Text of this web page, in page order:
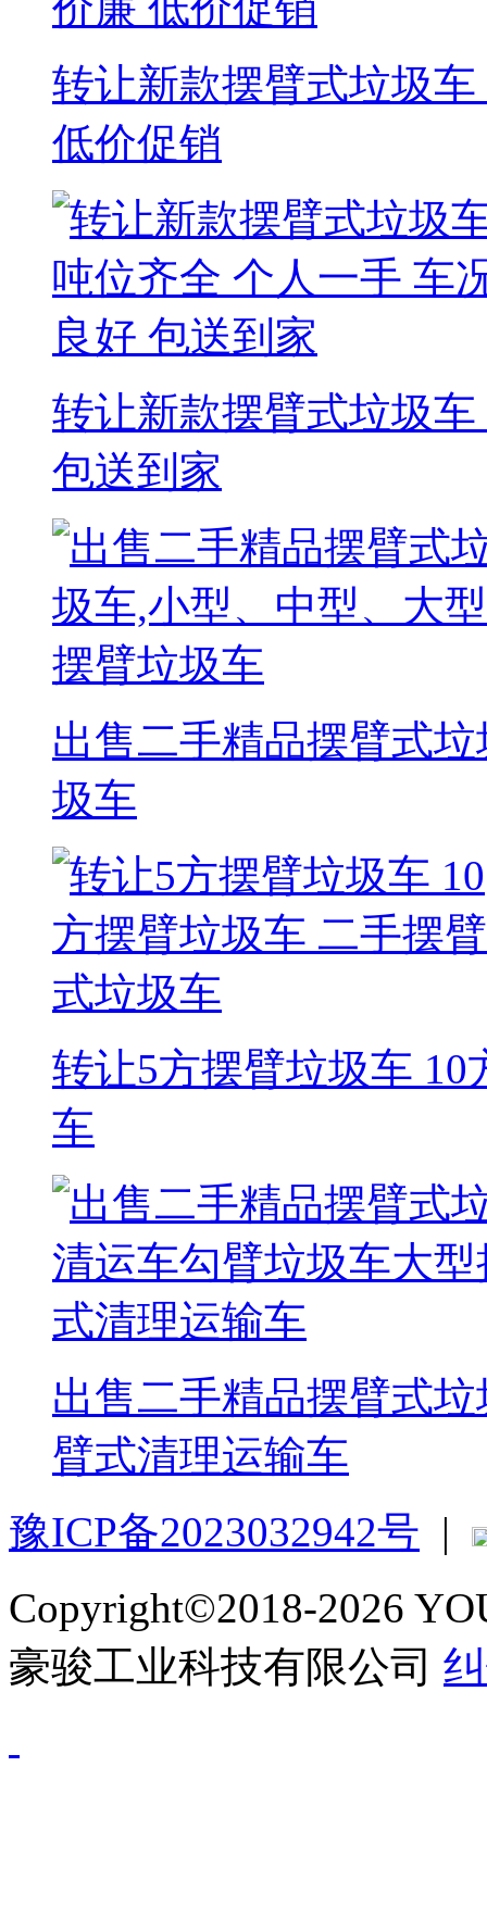
转让新款摆臂式垃圾
低价促销
转让新款摆臂式垃圾
包送到家
出售二手精品摆臂式
圾车
转让5方摆臂垃圾车
车
出售二手精品摆臂式
臂式清理运输车
豫ICP备2023032942号 |
Copyright©2018-2026
豪骏工业科技有限公司